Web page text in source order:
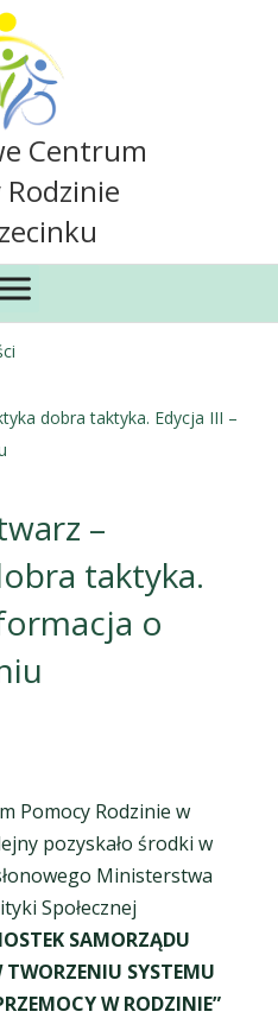
Centrum
Rodzinie
dobra taktyka. Edycja III –
–
taktyka.
o
Pomocy Rodzinie w
pozyskało środki w
Ministerstwa
Społecznej
SAMORZĄDU
SYSTEMU
W RODZINIE”